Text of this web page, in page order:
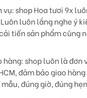
vụ: shop Hoa tươi 9x
luôn lắng nghe ý
tiến sản phẩm cũng
hàng: shop luôn là đơn
đảm bảo giao
đúng giờ, đúng